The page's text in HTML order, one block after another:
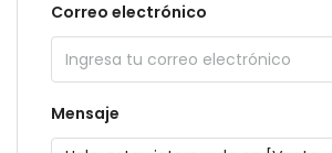
Correo electrónico
Mensaje